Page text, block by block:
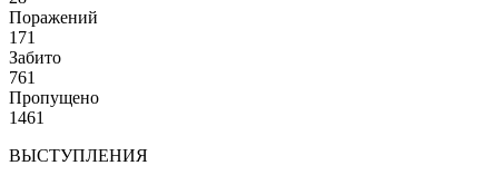
Поражений
171
Забито
761
Пропущено
1461
ВЫСТУПЛЕНИЯ